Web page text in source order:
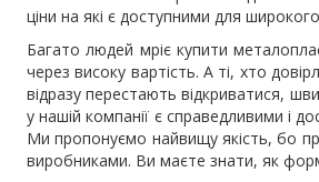
ціни на які є доступними для
Багато людей мріє купити
через високу вартість. А ті, хто
відразу перестають відкриватися,
у нашій компанії є справедливими і
Ми пропонуємо найвищу якість, бо
виробниками. Ви маєте знати, як